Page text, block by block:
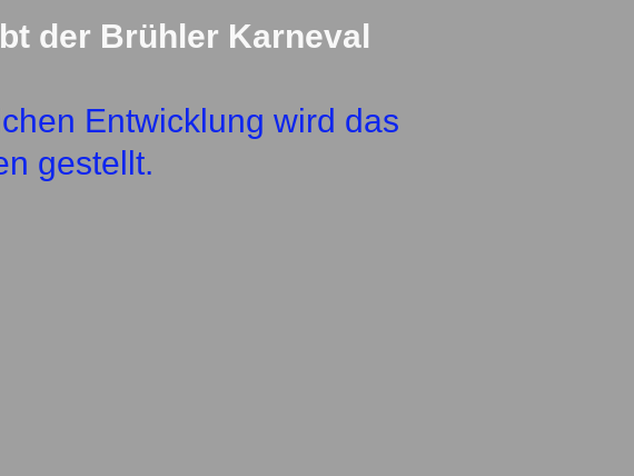
der Brühler Karneval
Entwicklung wird das
gestellt.